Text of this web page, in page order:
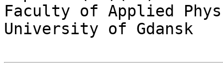
Faculty of Applied
University of Gdansk